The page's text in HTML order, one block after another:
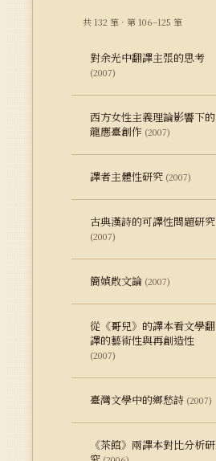
共 132 筆 · 第 106–125 筆
對余光中翻譯主張的思考
(2007)
西方女性主義理論影響下的
龍應臺創作 (2007)
譯者主體性研究 (2007)
古典漢詩的可譯性問題研究
(2007)
簡媜散文論 (2007)
從《哥兒》的譯本看文學翻
譯的藝術性與再創造性
(2007)
臺灣文學中的鄉愁詩 (2007)
《茶館》兩譯本對比分析研